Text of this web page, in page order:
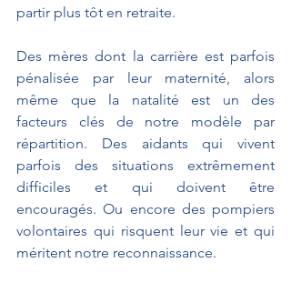
partir plus tôt en retraite.
Des mères dont la carrière est parfois
pénalisée par leur maternité, alors
même que la natalité est un des
facteurs clés de notre modèle par
répartition. Des aidants qui vivent
parfois des situations extrêmement
difficiles et qui doivent être
encouragés. Ou encore des pompiers
volontaires qui risquent leur vie et qui
méritent notre reconnaissance.